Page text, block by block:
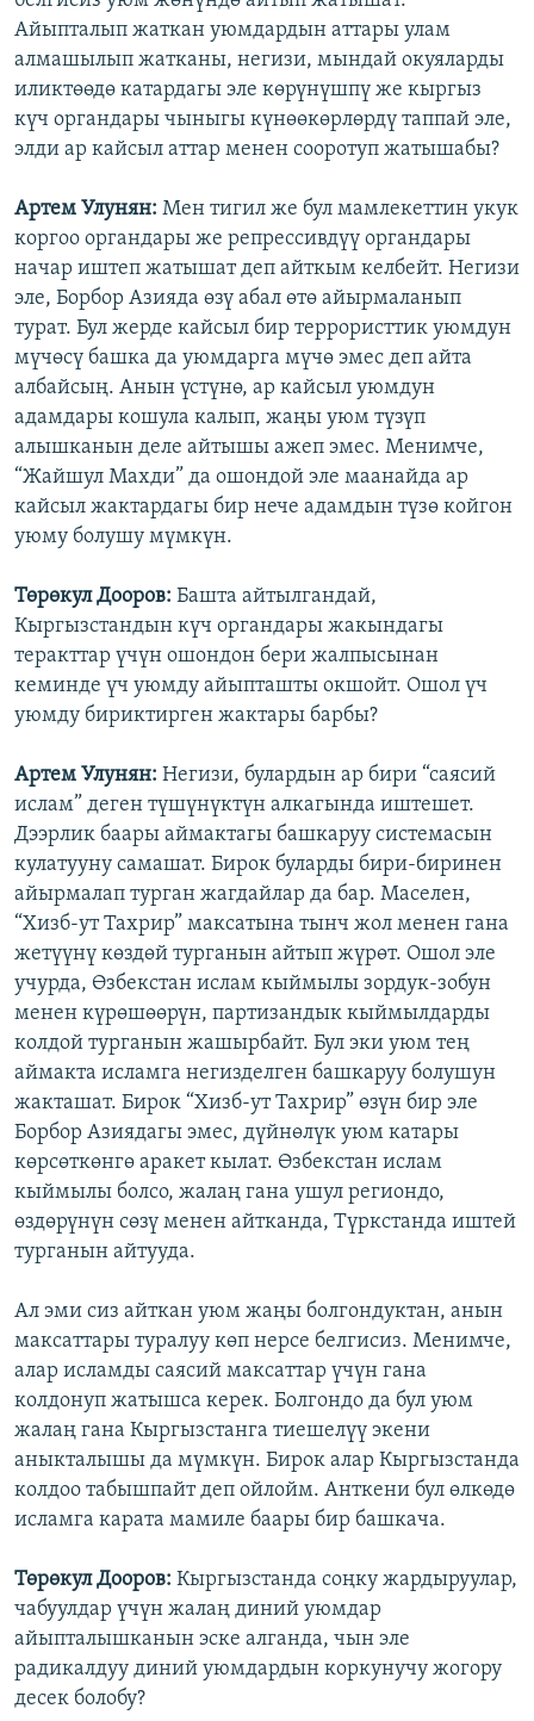
Айыпталып жаткан уюмдардын аттары улам
алмашылып жатканы, негизи, мындай окуяларды
иликтөөдө катардагы эле көрүнүшпү же кыргыз
күч органдары чыныгы күнөөкөрлөрдү таппай эле,
элди ар кайсыл аттар менен сооротуп жатышабы?
Артем Улунян: Мен тигил же бул мамлекеттин укук
коргоо органдары же репрессивдүү органдары
начар иштеп жатышат деп айткым келбейт. Негизи
эле, Борбор Азияда өзү абал өтө айырмаланып
турат. Бул жерде кайсыл бир террористтик уюмдун
мүчөсү башка да уюмдарга мүчө эмес деп айта
албайсың. Анын үстүнө, ар кайсыл уюмдун
адамдары кошула калып, жаңы уюм түзүп
алышканын деле айтышы ажеп эмес. Менимче,
“Жайшул Махди” да ошондой эле маанайда ар
кайсыл жактардагы бир нече адамдын түзө койгон
уюму болушу мүмкүн.
Төрөкул Дооров: Башта айтылгандай,
Кыргызстандын күч органдары жакындагы
теракттар үчүн ошондон бери жалпысынан
кеминде үч уюмду айыпташты окшойт. Ошол үч
уюмду бириктирген жактары барбы?
Артем Улунян: Негизи, булардын ар бири “саясий
ислам” деген түшүнүктүн алкагында иштешет.
Дээрлик баары аймактагы башкаруу системасын
кулатууну самашат. Бирок буларды бири-биринен
айырмалап турган жагдайлар да бар. Маселен,
“Хизб-ут Тахрир” максатына тынч жол менен гана
жетүүнү көздөй турганын айтып жүрөт. Ошол эле
учурда, Өзбекстан ислам кыймылы зордук-зобун
менен күрөшөөрүн, партизандык кыймылдарды
колдой турганын жашырбайт. Бул эки уюм тең
аймакта исламга негизделген башкаруу болушун
жакташат. Бирок “Хизб-ут Тахрир” өзүн бир эле
Борбор Азиядагы эмес, дүйнөлүк уюм катары
көрсөткөнгө аракет кылат. Өзбекстан ислам
кыймылы болсо, жалаң гана ушул региондо,
өздөрүнүн сөзү менен айтканда, Түркстанда иштей
турганын айтууда.
Ал эми сиз айткан уюм жаңы болгондуктан, анын
максаттары туралуу көп нерсе белгисиз. Менимче,
алар исламды саясий максаттар үчүн гана
колдонуп жатышса керек. Болгондо да бул уюм
жалаң гана Кыргызстанга тиешелүү экени
аныкталышы да мүмкүн. Бирок алар Кыргызстанда
колдоо табышпайт деп ойлойм. Анткени бул өлкөдө
исламга карата мамиле баары бир башкача.
Төрөкул Дооров: Кыргызстанда соңку жардыруулар,
чабуулдар үчүн жалаң диний уюмдар
айыпталышканын эске алганда, чын эле
радикалдуу диний уюмдардын коркунучу жогору
десек болобу?